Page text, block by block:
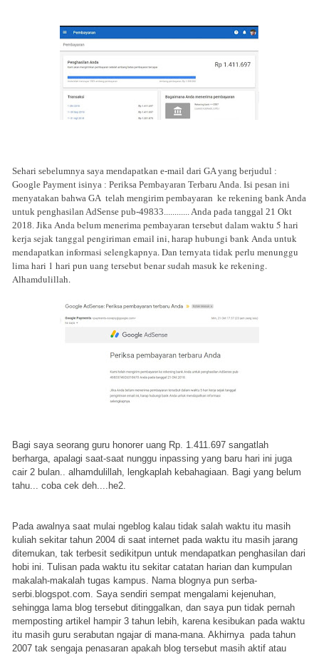
Sehari sebelumnya saya mendapatkan e-mail dari GA yang berjudul :
Google Payment isinya : Periksa Pembayaran Terbaru Anda. Isi pesan ini
menyatakan bahwa GA telah mengirim pembayaran ke rekening bank Anda
untuk penghasilan AdSense pub-49833............ Anda pada tanggal 21 Okt
2018. Jika Anda belum menerima pembayaran tersebut dalam waktu 5 hari
kerja sejak tanggal pengiriman email ini, harap hubungi bank Anda untuk
mendapatkan informasi selengkapnya. Dan ternyata tidak perlu menunggu
lima hari 1 hari pun uang tersebut benar sudah masuk ke rekening.
Alhamdulillah.
Bagi saya seorang guru honorer uang Rp. 1.411.697 sangatlah
berharga, apalagi saat-saat nunggu inpassing yang baru hari ini juga
cair 2 bulan.. alhamdulillah, lengkaplah kebahagiaan. Bagi yang belum
tahu... coba cek deh....he2.
Pada awalnya saat mulai ngeblog kalau tidak salah waktu itu masih
kuliah sekitar tahun 2004 di saat internet pada waktu itu masih jarang
ditemukan, tak terbesit sedikitpun untuk mendapatkan penghasilan dari
hobi ini. Tulisan pada waktu itu sekitar catatan harian dan kumpulan
makalah-makalah tugas kampus. Nama blognya pun serba-
serbi.blogspot.com. Saya sendiri sempat mengalami kejenuhan,
sehingga lama blog tersebut ditinggalkan, dan saya pun tidak pernah
memposting artikel hampir 3 tahun lebih, karena kesibukan pada waktu
itu masih guru serabutan ngajar di mana-mana. Akhirnya pada tahun
2007 tak sengaja penasaran apakah blog tersebut masih aktif atau